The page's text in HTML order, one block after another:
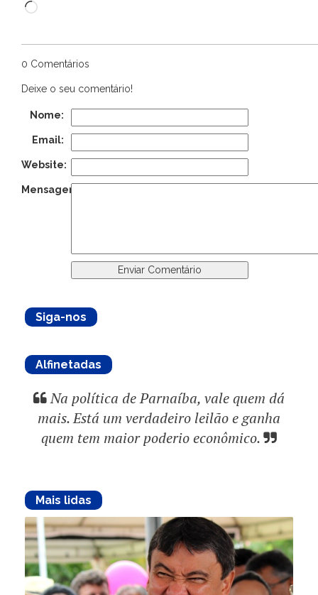
Carregando...
0 Comentários
Deixe o seu comentário!
Nome:
Email:
Website:
Mensagem:
Siga-nos
Alfinetadas
Na política de Parnaíba, vale quem dá
mais. Está um verdadeiro leilão e ganha
quem tem maior poderio econômico.
Mais lidas